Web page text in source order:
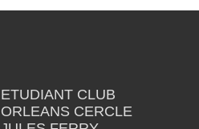
ETUDIANT CLUB
ORLEANS CERCLE